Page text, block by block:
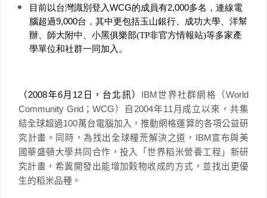
目前以台灣識別登入WCG的成員有2,000多名，連線電
腦超過9,000台，其中更包括玉山銀行、成功大學、洋幫
辦、師大附中、小黑俱樂部(TP非官方情報站)等多家產
學單位和社群一同加入。
（ 2008年6月 12 日 ，台北訊） IBM 世界社群網格 （World
Community Grid ； WCG ）自 2004年11 月成立以來，共集
結全球超過100萬台電腦加入，推動網格運算的各項公益研
究計畫。 同時，為找出全球糧荒解決之道， IBM 宣布與美
國華盛頓大學共同合作，投入「世界稻米營養工程」新研
究計畫，希冀開發出能增加榖物收成的方式，並找出更優
生的稻米品種。